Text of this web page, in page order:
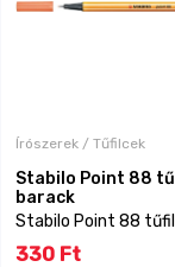
Írószerek / Tűfilcek
Stabilo Point 88
barack
Stabilo Point 88
330 Ft